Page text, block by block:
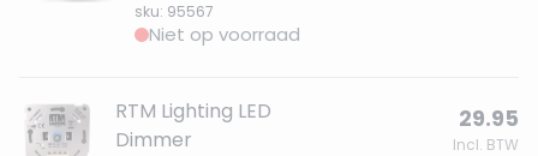
sku: 95567
Niet op voorraad
RTM Lighting LED
Dimmer
29.95
Incl. BTW